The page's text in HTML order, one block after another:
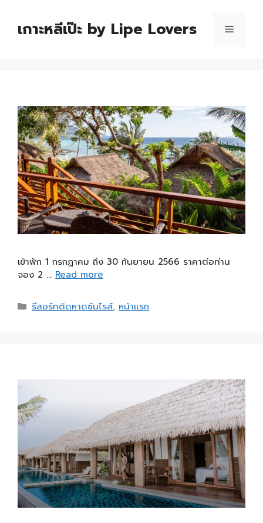
เกาะหลีเป๊ะ by Lipe Lovers
เข้าพัก 1 กรกฏาคม ถึง 30 กันยายน 2566 ราคาต่อท่าน
จอง 2 … Read more
รีสอร์ทติดหาดซันไรส์, หน้าแรก